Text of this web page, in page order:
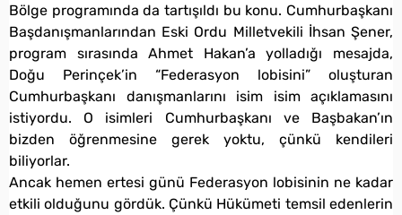
Bölge programında da tartışıldı bu konu. Cumhurbaşkanı
Başdanışmanlarından Eski Ordu Milletvekili İhsan Şener,
program sırasında Ahmet Hakan’a yolladığı mesajda,
Doğu Perinçek’in “Federasyon lobisini” oluşturan
Cumhurbaşkanı danışmanlarını isim isim açıklamasını
istiyordu. O isimleri Cumhurbaşkanı ve Başbakan’ın
bizden öğrenmesine gerek yoktu, çünkü kendileri
biliyorlar.
Ancak hemen ertesi günü Federasyon lobisinin ne kadar
etkili olduğunu gördük. Çünkü Hükümeti temsil edenlerin